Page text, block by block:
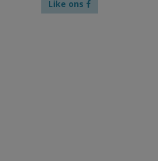
Like ons